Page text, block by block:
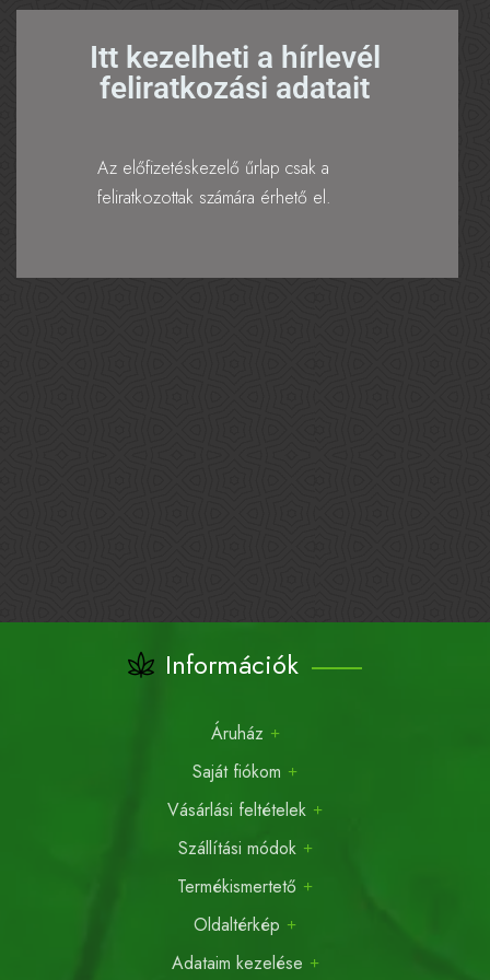
Itt kezelheti a hírlevél
feliratkozási adatait
Az előfizetéskezelő űrlap csak a
feliratkozottak számára érhető el.
Információk
Áruház
Saját fiókom
Vásárlási feltételek
Szállítási módok
Termékismertető
Oldaltérkép
Adataim kezelése